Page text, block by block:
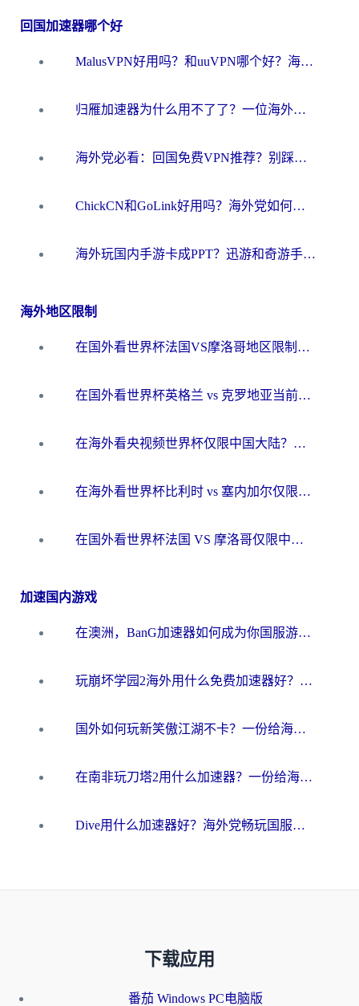
回国加速器哪个好
MalusVPN好用吗？和uuVPN哪个好？海外党无缝访问国内资源的真实对比与选择指南
归雁加速器为什么用不了了？一位海外游子的真实困惑与技术解答
海外党必看：回国免费VPN推荐？别踩坑！教你选对加速器无缝刷国内资源
ChickCN和GoLink好用吗？海外党如何选对回国加速器
海外玩国内手游卡成PPT？迅游和奇游手游哪个好？一篇讲透回国加速器怎么选
海外地区限制
在国外看世界杯法国VS摩洛哥地区限制？这篇指南让你流畅看中文解说无压力
在国外看世界杯英格兰 vs 克罗地亚当前地区不可播放？这篇指南帮你搞定所有海外观赛难题
在海外看央视频世界杯仅限中国大陆？这篇指南帮你解锁中文解说+无卡顿直播
在海外看世界杯比利时 vs 塞内加尔仅限中国大陆？我找到了最流畅的中文解说之路
在国外看世界杯法国 VS 摩洛哥仅限中国大陆？海外党这样看中文解说赛事不卡顿
加速国内游戏
在澳洲，BanG加速器如何成为你国服游戏的“时光机”？
玩崩坏学园2海外用什么免费加速器好？2026海外党亲测国服游戏加速指南
国外如何玩新笑傲江湖不卡？一份给海外游子的终极网络指南
在南非玩刀塔2用什么加速器？一份给海外游子的终极生存指南
Dive用什么加速器好？海外党畅玩国服游戏的终极避坑指南
下载应用
番茄 Windows PC电脑版